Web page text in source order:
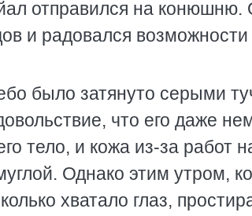
отправился на конюшню.
и радовался возможности
было затянуто серыми
что его даже
тело, и кожа из-за работ
Однако этим утром,
хватало глаз,